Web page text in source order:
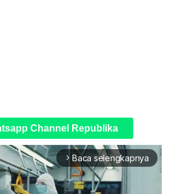
Channel Republika
arrow_forward_ios Baca selengkapnya